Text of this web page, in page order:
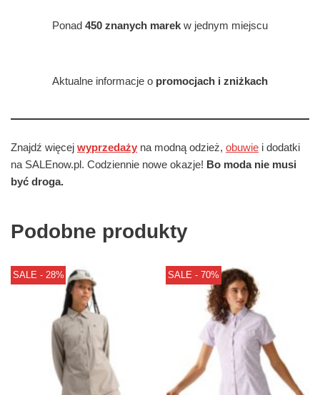
Ponad 450 znanych marek w jednym miejscu
Aktualne informacje o promocjach i zniżkach
Znajdź więcej wyprzedaży na modną odzież, obuwie i dodatki
na SALEnow.pl. Codziennie nowe okazje! Bo moda nie musi
być droga.
Podobne produkty
SALE - 28% SALE - 70%